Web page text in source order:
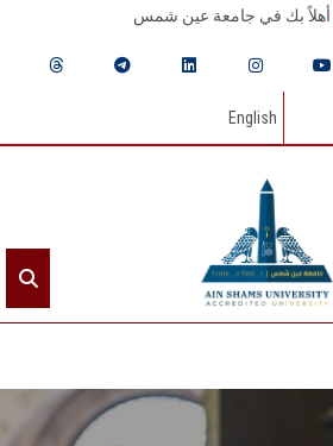
أهلاً بك في جامعة عين شمس
English
الرئيسيـة